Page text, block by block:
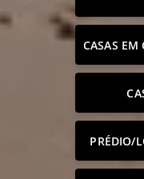
CASAS
PRÉDIO/